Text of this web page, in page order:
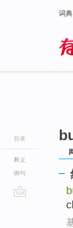
词典
目录
释义
例句